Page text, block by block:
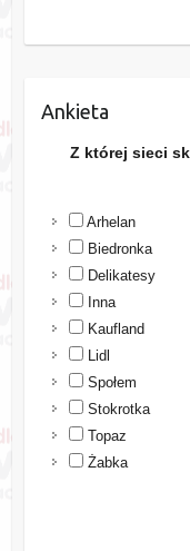
Ankieta
Z której sieci
Arhelan
Biedronka
Delikatesy
Inna
Kaufland
Lidl
Społem
Stokrotka
Topaz
Żabka